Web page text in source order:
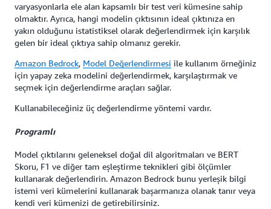
varyasyonlarla ele alan kapsamlı bir test veri kümesine sahip
olmaktır. Ayrıca, hangi modelin çıktısının ideal çıktınıza en
yakın olduğunu istatistiksel olarak değerlendirmek için karşılık
gelen bir ideal çıktıya sahip olmanız gerekir.
Amazon Bedrock, Model Değerlendirmesi ile kullanım örneğiniz
için yapay zeka modelini değerlendirmek, karşılaştırmak ve
seçmek için değerlendirme araçları sağlar.
Kullanabileceğiniz üç değerlendirme yöntemi vardır.
Programlı
Model çıktılarını geleneksel doğal dil algoritmaları ve BERT
Skoru, F1 ve diğer tam eşleştirme teknikleri gibi ölçümler
kullanarak değerlendirin. Amazon Bedrock bunu yerleşik bilgi
istemi veri kümelerini kullanarak başarmanıza olanak tanır veya
kendi veri kümenizi de getirebilirsiniz.